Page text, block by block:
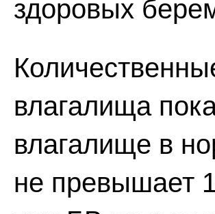
здоровых
влагалища
влагалище в
не превышает